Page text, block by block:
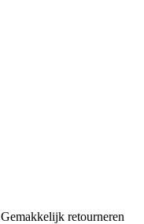
Gemakkelijk retourneren